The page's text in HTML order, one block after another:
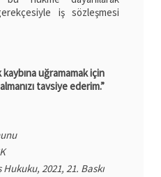
iş sözleşmesi
uğramamak için
tavsiye ederim.”
Hukuku, 2021, 21. Baskı